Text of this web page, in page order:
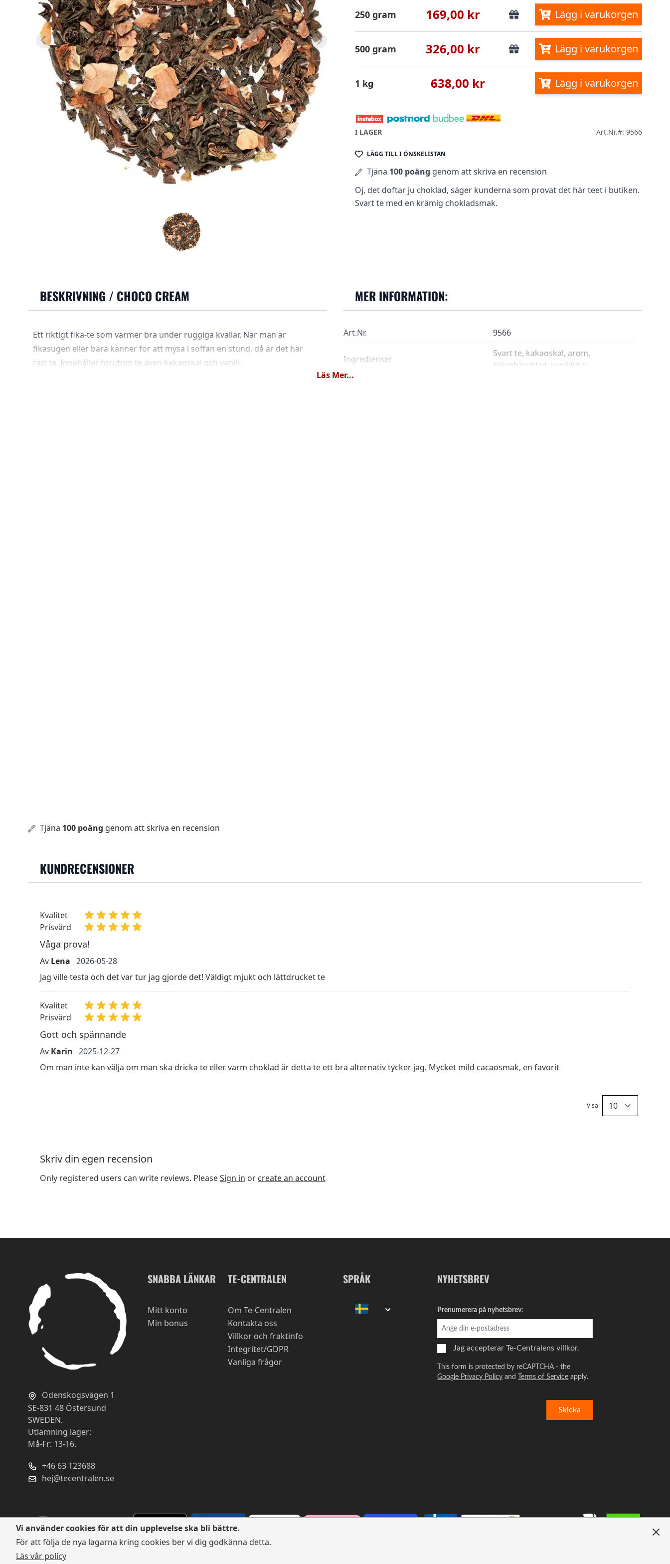
Vi använder cookies för att din upplevelse ska bli bättre.
För att följa de nya lagarna kring cookies ber vi dig godkänna detta.
Läs vår policy
250 gram 169,00 kr Lägg i varukorgen
500 gram 326,00 kr Lägg i varukorgen
1 kg 638,00 kr Lägg i varukorgen
I LAGER Art.Nr.#: 9566
LÄGG TILL I ÖNSKELISTAN
Tjäna 100 poäng genom att skriva en recension
Oj, det doftar ju choklad, säger kunderna som provat det här teet i butiken.
Svart te med en krämig chokladsmak.
BESKRIVNING / CHOCO CREAM
Ett riktigt fika-te som värmer bra under ruggiga kvällar. När man är
fikasugen eller bara känner för att mysa i soffan en stund, då är det här
rätt te. Innehåller förutom te även kakaoskal och vanilj.
MER INFORMATION:
Art.Nr. 9566
Ingredienser
Svart te, kakaoskal, arom,
björnbärsblad, vaniljbitar
Läs Mer...
Tjäna 100 poäng genom att skriva en recension
KUNDRECENSIONER
Kvalitet
Prisvärd
Våga prova!
Av Lena 2026-05-28
Jag ville testa och det var tur jag gjorde det! Väldigt mjukt och lättdrucket te
Kvalitet
Prisvärd
Gott och spännande
Av Karin 2025-12-27
Om man inte kan välja om man ska dricka te eller varm choklad är detta te ett bra alternativ tycker jag. Mycket mild cacaosmak, en favorit
Visa
Skriv din egen recension
Only registered users can write reviews. PleaseSign in or create an account
Odenskogsvägen 1
SE-831 48 Östersund
SWEDEN.
Utlämning lager:
Må-Fr: 13-16.
+46 63 123688
hej@tecentralen.se
SNABBA LÄNKAR
Mitt konto
Min bonus
TE-CENTRALEN
Om Te-Centralen
Kontakta oss
Villkor och fraktinfo
Integritet/GDPR
Vanliga frågor
SPRÅK NYHETSBREV
Prenumerera på nyhetsbrev:
Jag accepterar Te-Centralens villkor.
This form is protected by reCAPTCHA - the
Google Privacy Policy and Terms of Service apply.
Skicka